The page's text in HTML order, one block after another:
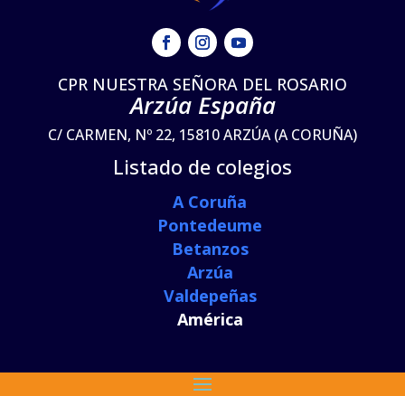
CPR NUESTRA SEÑORA DEL ROSARIO
Arzúa España
C/ CARMEN, Nº 22, 15810 ARZÚA (A CORUÑA)
Listado de colegios
A Coruña
Pontedeume
Betanzos
Arzúa
Valdepeñas
América